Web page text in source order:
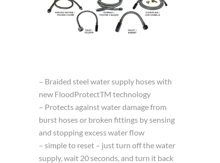
– Braided steel water supply hoses with
new FloodProtectTM technology
– Protects against water damage from
burst hoses or broken fittings by sensing
and stopping excess water flow
– simple to reset – just turn off the water
supply, wait 20 seconds, and turn it back